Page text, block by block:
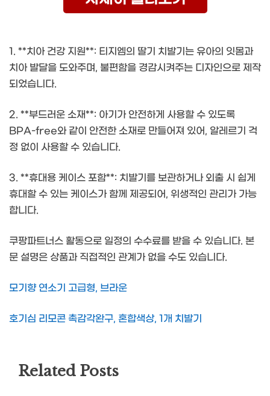
1. **치아 건강 지원**: 티지엠의 딸기 치발기는 유아의 잇몸과
치아 발달을 도와주며, 불편함을 경감시켜주는 디자인으로 제작
되었습니다.
2. **부드러운 소재**: 아기가 안전하게 사용할 수 있도록
BPA-free와 같이 안전한 소재로 만들어져 있어, 알레르기 걱
정 없이 사용할 수 있습니다.
3. **휴대용 케이스 포함**: 치발기를 보관하거나 외출 시 쉽게
휴대할 수 있는 케이스가 함께 제공되어, 위생적인 관리가 가능
합니다.
쿠팡파트너스 활동으로 일정의 수수료를 받을 수 있습니다. 본
문 설명은 상품과 직접적인 관계가 없을 수도 있습니다.
모기향 연소기 고급형, 브라운
호기심 리모콘 촉감각완구, 혼합색상, 1개 치발기
Related Posts